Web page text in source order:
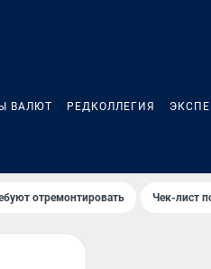
ВАЛЮТ РЕДКОЛЛЕГИЯ
отремонтировать Чек-лист